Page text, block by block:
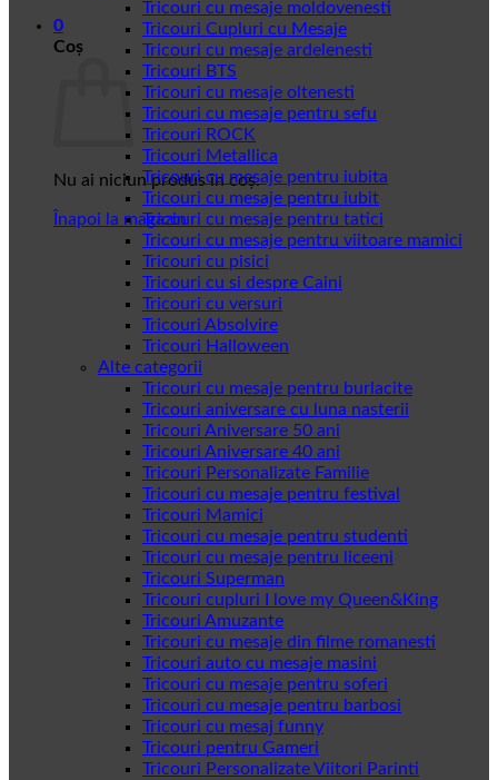
0
Coș
Nu ai niciun produs în coș.
Înapoi la magazin
Tricouri cu mesaje moldovenesti
Tricouri Cupluri cu Mesaje
Tricouri cu mesaje ardelenesti
Tricouri BTS
Tricouri cu mesaje oltenesti
Tricouri cu mesaje pentru sefu
Tricouri ROCK
Tricouri Metallica
Tricouri cu mesaje pentru iubita
Tricouri cu mesaje pentru iubit
Tricouri cu mesaje pentru tatici
Tricouri cu mesaje pentru viitoare mamici
Tricouri cu pisici
Tricouri cu si despre Caini
Tricouri cu versuri
Tricouri Absolvire
Tricouri Halloween
Alte categorii
Tricouri cu mesaje pentru burlacite
Tricouri aniversare cu luna nasterii
Tricouri Aniversare 50 ani
Tricouri Aniversare 40 ani
Tricouri Personalizate Familie
Tricouri cu mesaje pentru festival
Tricouri Mamici
Tricouri cu mesaje pentru studenti
Tricouri cu mesaje pentru liceeni
Tricouri Superman
Tricouri cupluri I love my Queen&King
Tricouri Amuzante
Tricouri cu mesaje din filme romanesti
Tricouri auto cu mesaje masini
Tricouri cu mesaje pentru soferi
Tricouri cu mesaje pentru barbosi
Tricouri cu mesaj funny
Tricouri pentru Gameri
Tricouri Personalizate Viitori Parinti